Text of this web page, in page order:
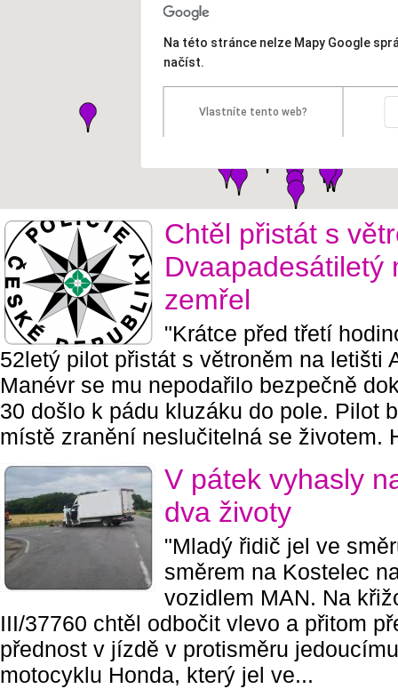
Na této stránce nelze Mapy Google
načíst.
Vlastníte tento web?
Chtěl přistát s
Dvaapadesátiletý
zemřel
"Krátce před třetí
52letý pilot přistát s větroněm na letišti
Manévr se mu nepodařilo bezpečně
30 došlo k pádu kluzáku do pole. Pilot
místě zranění neslučitelná se životem.
V pátek vyhasly
dva životy
"Mladý řidič jel ve
směrem na Kostelec
vozidlem MAN. Na
III/37760 chtěl odbočit vlevo a přitom
přednost v jízdě v protisměru
motocyklu Honda, který jel ve...